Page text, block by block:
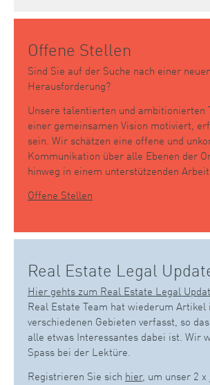
Offene Stellen
Sind Sie auf der Suche nach einer neuen
Herausforderung?
Unsere talentierten und ambitionierten
einer gemeinsamen Vision motiviert,
sein. Wir schätzen eine offene und
Kommunikation über alle Ebenen der
hinweg in einem unterstützenden
Offene Stellen
Real Estate Legal
Hier gehts zum Real Estate Legal
Real Estate Team hat wiederum Artikel
verschiedenen Gebieten verfasst, so
alle etwas Interessantes dabei ist. Wir
Spass bei der Lektüre.
Registrieren Sie sich hier, um unser 2